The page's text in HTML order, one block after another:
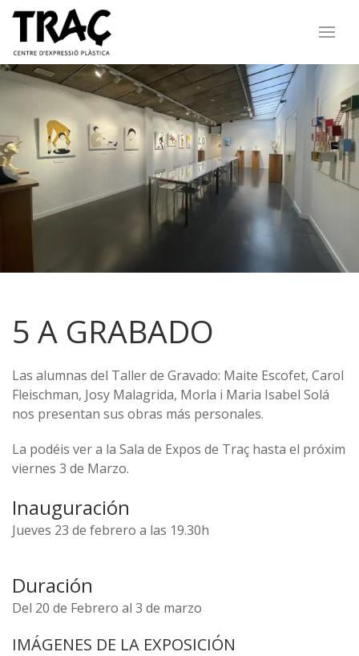
5 A GRABADO
Las alumnas del Taller de Gravado: Maite Escofet, Carol
Fleischman, Josy Malagrida, Morla i Maria Isabel Solá
nos presentan sus obras más personales.
La podéis ver a la Sala de Expos de Traç hasta el próxim
viernes 3 de Marzo.
Inauguración
Jueves 23 de febrero a las 19.30h
Duración
Del 20 de Febrero al 3 de marzo
IMÁGENES DE LA EXPOSICIÓN